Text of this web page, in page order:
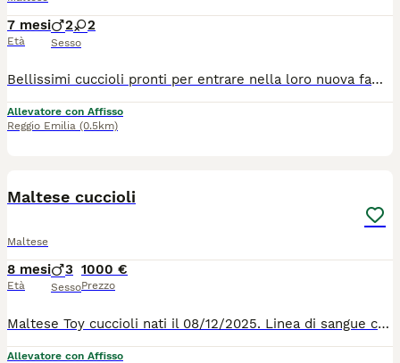
7 mesi
Età
2 2
Sesso
Bellissimi cuccioli pronti per entrare nella loro nuova famiglia 💕 I nostri cuccioli nascono esclusivamente presso il nostro allevamento riconosciuto ENCI e FCI, con possibilità di vedere entrambi i genitori. 👉 Vengono consegnati dopo i 3 mesi di età, completi di: ✔️ Pedigree ENCI ✔️ Documentazione sanitaria completa ✔️ Microchip e iscrizione all’Anagrafe Canina ✔️ Ciclo vaccinale completo ✔️ Sverminazione ✔️ Libretto sanitario ✔️ Abituati all’uso della traversina assorbente ✔️ Svezzati e alimentati con crocchette secche di qualità 📍 Vieni a conoscerci: Allevamento della Famiglia Contarini Solarolo – Emilia Romagna 📞 Contattaci per maggiori informazioni, prezzi e per fissare una visita Visite tutti i giorni previo appuntamento 🌐 www.canimaltesi.it 📸 Instagram: @allevamentofamigliacontarini
Allevatore con Affisso
Reggio Emilia (0.5km)
Maltese cuccioli
Maltese
8 mesi
Età
3
Sesso
1000 €
Prezzo
Maltese Toy cuccioli nati il 08/12/2025. Linea di sangue coreano I nostri cuccioli vengono consegnati con : - Vermifugo fatto - Antiparassitari interni ed esterni fatti - due vaccini - Microchip - Libretto sanitario - Certificato di buona salute da parte del veterinario - Abituati a sporcare su la traversina - Ben socializzati - Abc del cucciolo - Cibo per i primi tempi - Prima toilettatura fatta - Certificato del deposito del campione biologico dei genitori - Certificato del grado di lussazione della rotula dei genitori - Albero genealogico dell'allevamento Su richiesta possiamo consegnare i cuccioli in tutta Italia e all'estero.
Allevatore con Affisso